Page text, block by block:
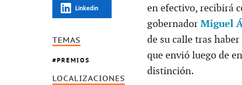
Linkedin
TEMAS
PREMIOS
LOCALIZACIONES
en efectivo, recibirá
gobernador Miguel
de su calle tras
que envió luego de
distinción.